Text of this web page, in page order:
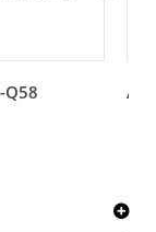
Q58